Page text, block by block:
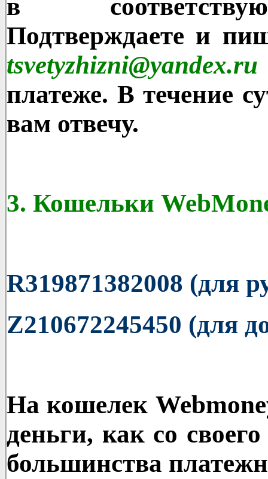
в
Подтверждаете и
tsvetyzhizni@yandex.ru
платеже. В течение
вам отвечу.
3. Кошельки
R319871382008 (для
Z210672245450 (для
На кошелек
деньги, как со
большинства